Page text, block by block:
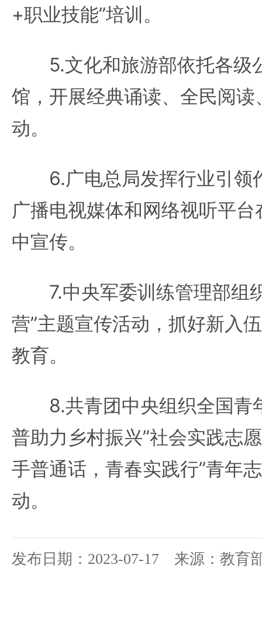
+职业技能”培训。
5.文化和旅游部依托各级
馆，开展经典诵读、全民阅
动。
6.广电总局发挥行业引领
广播电视媒体和网络视听平
中宣传。
7.中央军委训练管理部组
营”主题宣传活动，抓好新入
教育。
8.共青团中央组织全国青
普助力乡村振兴”社会实践志
手普通话，青春实践行”青年
动。
发布日期：2023-07-17 来源：教